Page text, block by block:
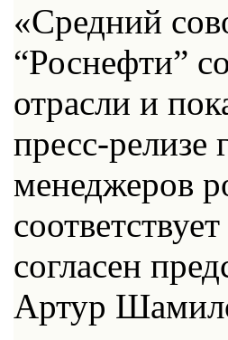
«Средний
“Роснефти”
отрасли и
пресс-релизе
менеджеров
согласен
Артур